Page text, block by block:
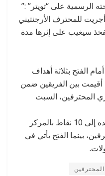
الرسمية على “تويتر” :”
للمحترف الأرجنتيني
سيغيب على إثرها مدة
الفتح بثلاثة أهداف
أقيمت بين الفريقين ضمن
المحترفين، السبت
وبهذا الانتصار؛ رفع الشباب رصيده إلى 10 نقاط بالمركز
بينما الفتح يأتي في